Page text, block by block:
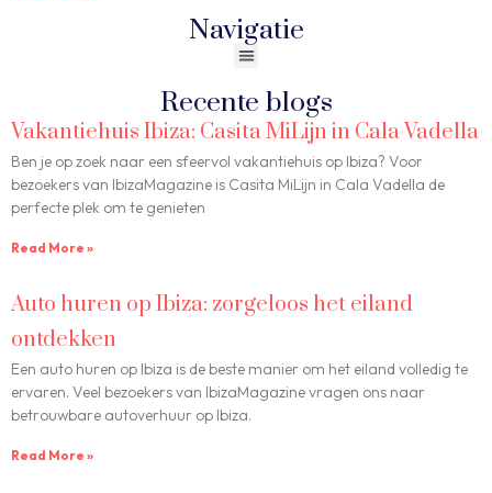
Navigatie
Recente blogs
Vakantiehuis Ibiza: Casita MiLijn in Cala Vadella
Ben je op zoek naar een sfeervol vakantiehuis op Ibiza? Voor
bezoekers van IbizaMagazine is Casita MiLijn in Cala Vadella de
perfecte plek om te genieten
Read More »
Auto huren op Ibiza: zorgeloos het eiland
ontdekken
Een auto huren op Ibiza is de beste manier om het eiland volledig te
ervaren. Veel bezoekers van IbizaMagazine vragen ons naar
betrouwbare autoverhuur op Ibiza.
Read More »